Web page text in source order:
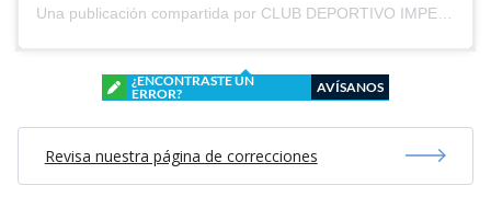
¿ENCONTRASTE UN
ERROR?
AVÍSANOS
Revisa nuestra página de correcciones